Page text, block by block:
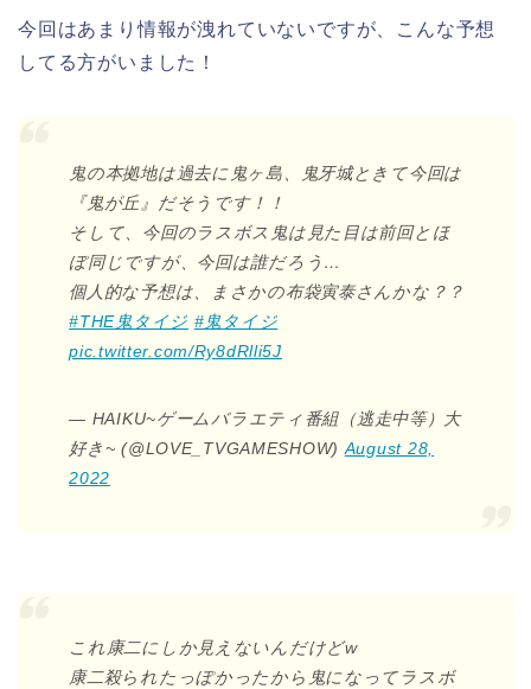
今回はあまり情報が洩れていないですが、こんな予想
してる方がいました！
鬼の本拠地は過去に鬼ヶ島、鬼牙城ときて今回は
『鬼が丘』だそうです！！
そして、今回のラスボス鬼は見た目は前回とほ
ぼ同じですが、今回は誰だろう…
個人的な予想は、まさかの布袋寅泰さんかな？？
#THE鬼タイジ #鬼タイジ
pic.twitter.com/Ry8dRlli5J
— HAIKU~ゲームバラエティ番組（逃走中等）大
好き~ (@LOVE_TVGAMESHOW) August 28,
2022
これ康二にしか見えないんだけどw
康二殺られたっぽかったから鬼になってラスボ